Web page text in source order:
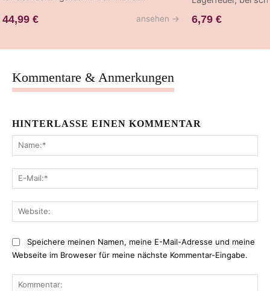
44,99 € ansehen → 6,79 €
Kommentare & Anmerkungen
HINTERLASSE EINEN KOMMENTAR
Speichere meinen Namen, meine E-Mail-Adresse und meine
Webseite im Broweser für meine nächste Kommentar-Eingabe.